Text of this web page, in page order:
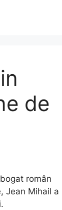
de
român
Jean Mihail a